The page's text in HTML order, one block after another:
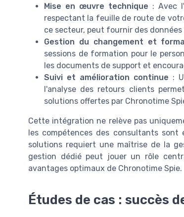
Mise en œuvre technique : Avec
respectant la feuille de route de
ce secteur, peut fournir des
Gestion du changement et
sessions de formation pour le
les documents de support et
Suivi et amélioration continue :
l'analyse des retours clients
solutions offertes par Chronotime
Cette intégration ne relève pas
les compétences des consultants
solutions requiert une maîtrise de la
gestion dédié peut jouer un rôle
avantages optimaux de Chronotime Spie.
Études de cas : succès